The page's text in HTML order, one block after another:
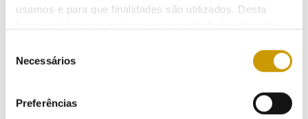
usamos e para que finalidades são utilizados. Desta
simples possível de usar. Para obter mais informações
sobre como são tratados os seus dados pessoais,
Necessários
Preferências
Natural de Évora, S.A.